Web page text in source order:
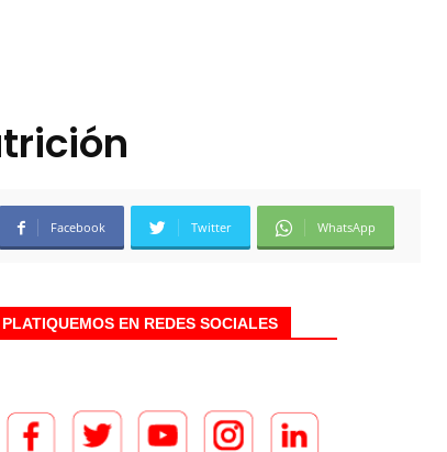
Facebook Twitter WhatsApp
PLATIQUEMOS EN REDES SOCIALES